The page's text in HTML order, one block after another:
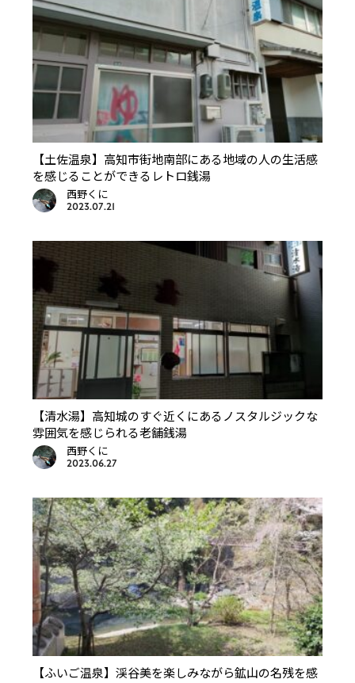
【土佐温泉】高知市街地南部にある地域の人の生活感
を感じることができるレトロ銭湯
西野くに
2023.07.21
【清水湯】高知城のすぐ近くにあるノスタルジックな
雰囲気を感じられる老舗銭湯
西野くに
2023.06.27
【ふいご温泉】渓谷美を楽しみながら鉱山の名残を感